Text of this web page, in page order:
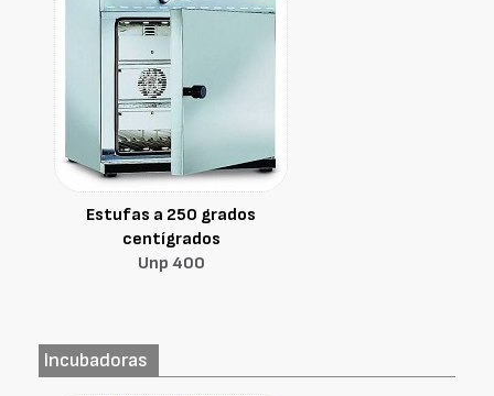
Estufas a 250 grados
centígrados
Unp 400
Incubadoras